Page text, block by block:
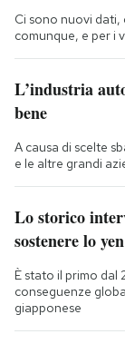
Ci sono nuovi dati,
comunque, e per i
L’industria
bene
A causa di scelte
e le altre grandi
Lo storico
sostenere lo yen
È stato il primo dal
conseguenze
giapponese